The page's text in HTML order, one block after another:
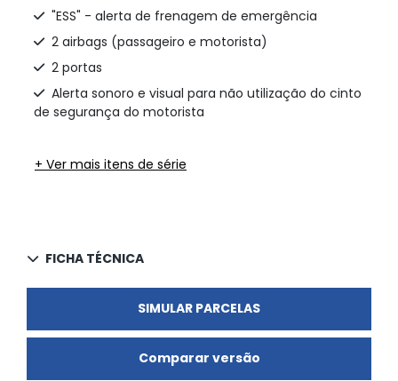
"ESS" - alerta de frenagem de emergência
2 airbags (passageiro e motorista)
2 portas
Alerta sonoro e visual para não utilização do cinto
de segurança do motorista
+ Ver mais itens de série
FICHA TÉCNICA
SIMULAR PARCELAS
Comparar versão